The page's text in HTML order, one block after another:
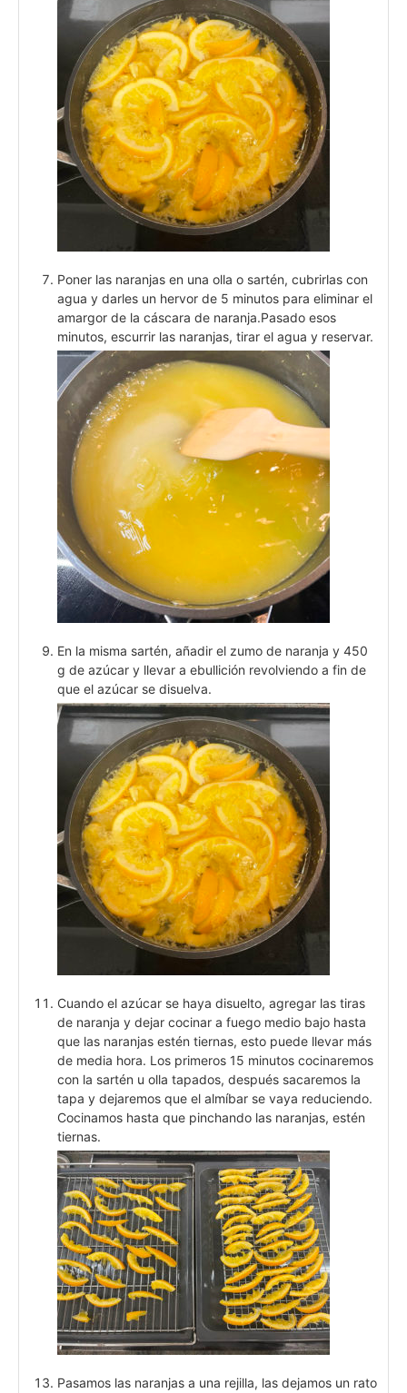
Poner las naranjas en una olla o sartén, cubrirlas con
agua y darles un hervor de 5 minutos para eliminar el
amargor de la cáscara de naranja.Pasado esos
minutos, escurrir las naranjas, tirar el agua y reservar.
En la misma sartén, añadir el zumo de naranja y 450
g de azúcar y llevar a ebullición revolviendo a fin de
que el azúcar se disuelva.
Cuando el azúcar se haya disuelto, agregar las tiras
de naranja y dejar cocinar a fuego medio bajo hasta
que las naranjas estén tiernas, esto puede llevar más
de media hora. Los primeros 15 minutos cocinaremos
con la sartén u olla tapados, después sacaremos la
tapa y dejaremos que el almíbar se vaya reduciendo.
Cocinamos hasta que pinchando las naranjas, estén
tiernas.
Pasamos las naranjas a una rejilla, las dejamos un rato